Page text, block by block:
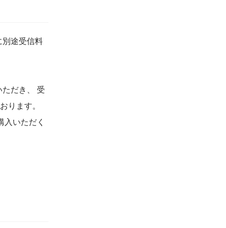
途受信料
だき、 受
ります。
いただく